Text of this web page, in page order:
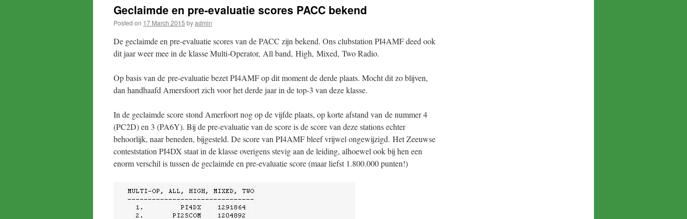
Geclaimde en pre-evaluatie scores PACC bekend
Posted on 17 March 2015 byadmin
De geclaimde en pre-evaluatie scores van de PACC zijn bekend. Ons clubstation PI4AMF deed ook
dit jaar weer mee in de klasse Multi-Operator, All band, High, Mixed, Two Radio.
Op basis van de pre-evaluatie bezet PI4AMF op dit moment de derde plaats. Mocht dit zo blijven,
dan handhaafd Amersfoort zich voor het derde jaar in de top-3 van deze klasse.
In de geclaimde score stond Amerfoort nog op de vijfde plaats, op korte afstand van de nummer 4
(PC2D) en 3 (PA6Y). Bij de pre-evaluatie van de score is de score van deze stations echter
behoorlijk, naar beneden, bijgesteld. De score van PI4AMF bleef vrijwel ongewijzigd. Het Zeeuwse
conteststation PI4DX staat in de klasse overigens stevig aan de leiding, alhoewel ook bij hen een
enorm verschil is tussen de geclaimde en pre-evaluatie score (maar liefst 1.800.000 punten!)